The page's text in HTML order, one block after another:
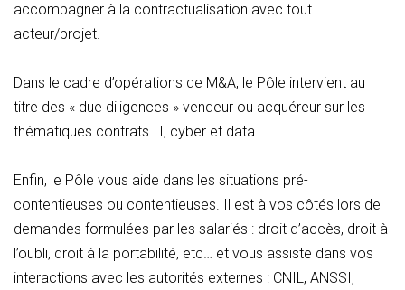
accompagner à la contractualisation avec tout
acteur/projet.
Dans le cadre d’opérations de M&A, le Pôle intervient au
titre des « due diligences » vendeur ou acquéreur sur les
thématiques contrats IT, cyber et data.
Enfin, le Pôle vous aide dans les situations pré-
contentieuses ou contentieuses. Il est à vos côtés lors de
demandes formulées par les salariés : droit d’accès, droit à
l’oubli, droit à la portabilité, etc… et vous assiste dans vos
interactions avec les autorités externes : CNIL, ANSSI,